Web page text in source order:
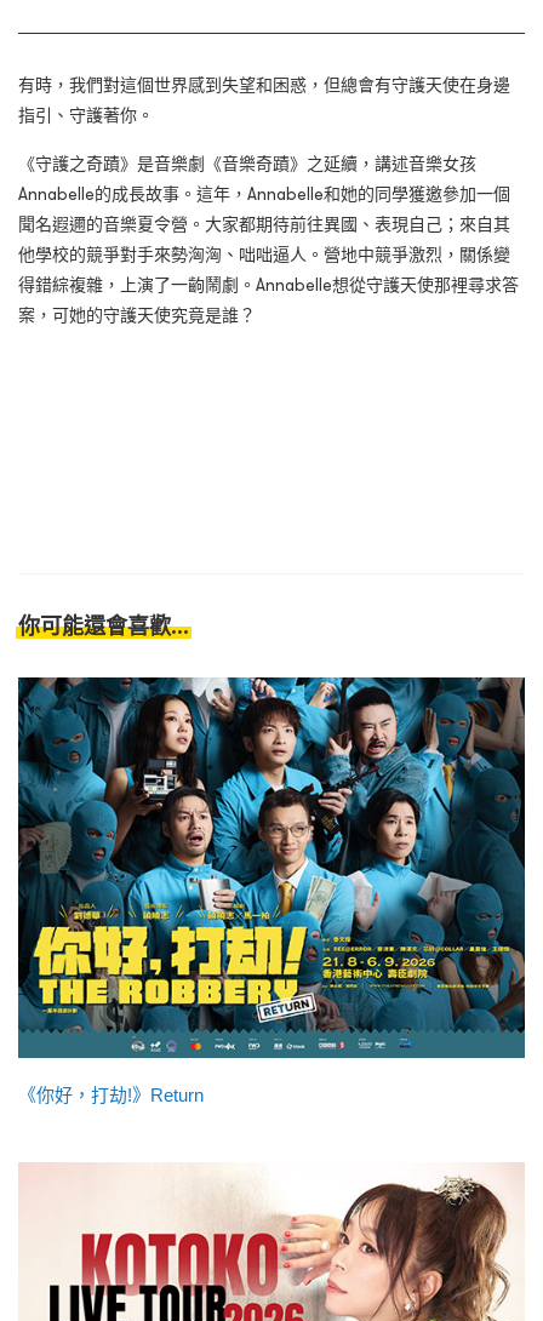
有時，我們對這個世界感到失望和困惑，但總會有守護天使在身邊
指引、守護著你。
《守護之奇蹟》是音樂劇《音樂奇蹟》之延續，講述音樂女孩
Annabelle的成長故事。 這年，Annabelle和她的同學獲邀參加一個
聞名遐邇的音樂夏令營。大家都期待前往異國、表現自己；來自其
他學校的競爭對手來勢洶洶、咄咄逼人。營地中競爭激烈，關係變
得錯綜複雜，上演了一齣鬧劇。Annabelle想從守護天使那裡尋求答
案，可她的守護天使究竟是誰？
你可能還會喜歡...
《你好，打劫!》Return